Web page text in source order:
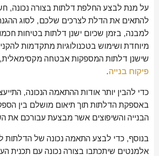
על מנת לבצע החלפת דלתות בצורה נכונה,
להתאים את הדלת לצרכים שלכם, לסוג
למבנה, בזמן שכיום ישנן דלתות בטיחות
מיוחדת ושימוש בטכנולוגיות מתקדמות
שישנן דלתות המספקות אבטחה
פיקוח בנייה.
כדי להבין יותר אודות ההתאמה הנכונה,
באספקת הדלתות תוך תיאום מושלם בין
הבנייה והשיפוצים אשר מבצעת עבורכם את
בנוסף, כדי לבצע התאמה נכונה של הדלתות
אלמנטים שיתכתבו בצורה נכונה עם תכנית